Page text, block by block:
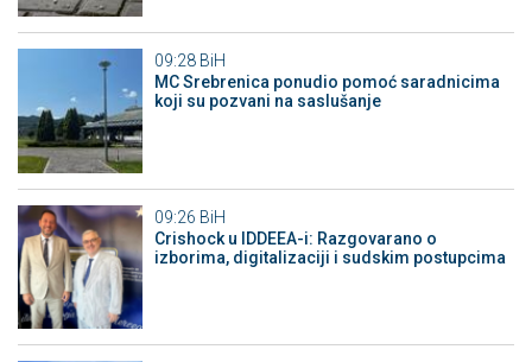
09:28 BiH
MC Srebrenica ponudio pomoć saradnicima
koji su pozvani na saslušanje
09:26 BiH
Crishock u IDDEEA-i: Razgovarano o
izborima, digitalizaciji i sudskim postupcima